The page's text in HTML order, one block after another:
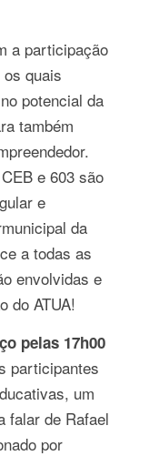
a participação
os quais
potencial da
também
e 603 são
e
da
a todas as
envolvidas e
do ATUA!
pelas 17h00
participantes
um
falar de Rafael
por